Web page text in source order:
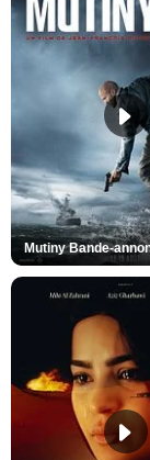
Mutiny Bande-